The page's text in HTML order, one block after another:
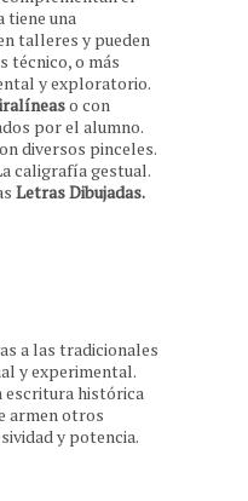
tiene una
talleres y pueden
técnico, o más
y exploratorio.
o con
por el alumno.
diversos pinceles.
caligrafía gestual.
Letras Dibujadas.
a las tradicionales
y experimental.
escritura histórica
armen otros
y potencia.